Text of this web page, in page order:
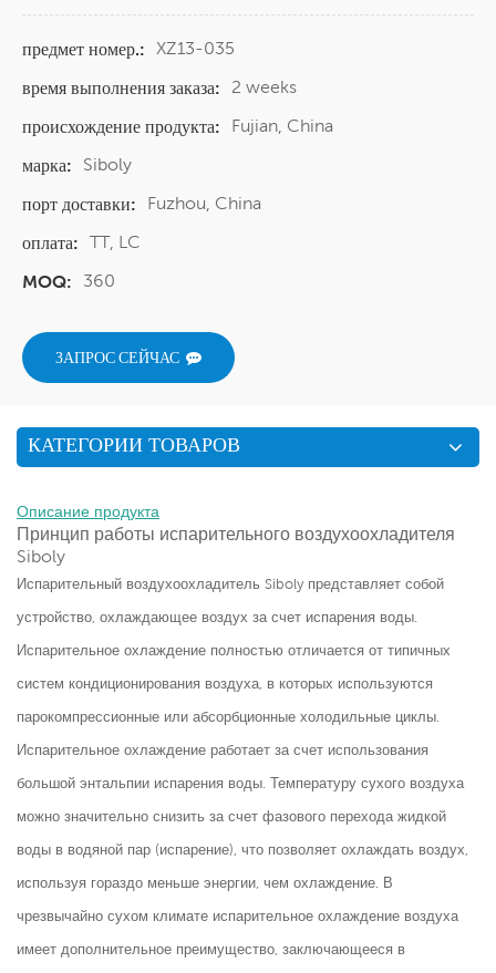
предмет номер.: XZ13-035
время выполнения заказа:
2 weeks
происхождение продукта:
Fujian, China
марка:
Siboly
порт доставки:
Fuzhou, China
оплата: TT, LC
MOQ:
360
ЗАПРОС СЕЙЧАС
КАТЕГОРИИ ТОВАРОВ
Описание продукта
Принцип работы испарительного воздухоохладителя
Siboly
Испарительный воздухоохладитель Siboly представляет собой
устройство, охлаждающее воздух за счет испарения воды.
Испарительное охлаждение полностью отличается от типичных
систем кондиционирования воздуха, в которых используются
парокомпрессионные или абсорбционные холодильные циклы.
Испарительное охлаждение работает за счет использования
большой энтальпии испарения воды. Температуру сухого воздуха
можно значительно снизить за счет фазового перехода жидкой
воды в водяной пар (испарение), что позволяет охлаждать воздух,
используя гораздо меньше энергии, чем охлаждение. В
чрезвычайно сухом климате испарительное охлаждение воздуха
имеет дополнительное преимущество, заключающееся в